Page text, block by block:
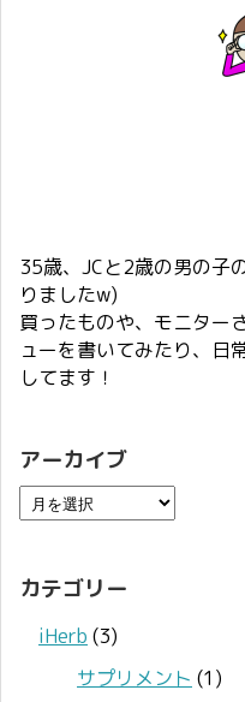
35歳、JCと2歳の男の子
りましたw)
買ったものや、モニター
ューを書いてみたり、日
してます！
アーカイブ
カテゴリー
iHerb (3)
サプリメント (1)